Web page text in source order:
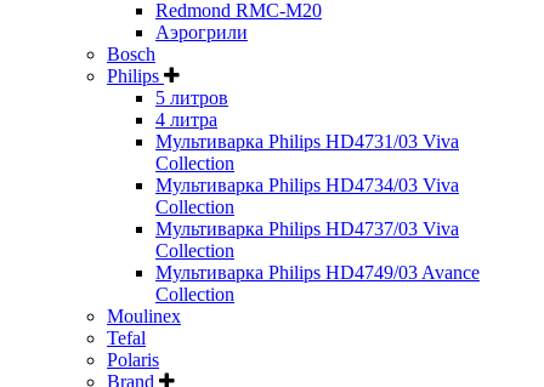
Redmond RMC-M20
Аэрогрили
Bosch
Philips
5 литров
4 литра
Мультиварка Philips HD4731/03 Viva
Collection
Мультиварка Philips HD4734/03 Viva
Collection
Мультиварка Philips HD4737/03 Viva
Collection
Мультиварка Philips HD4749/03 Avance
Collection
Moulinex
Tefal
Polaris
Brand